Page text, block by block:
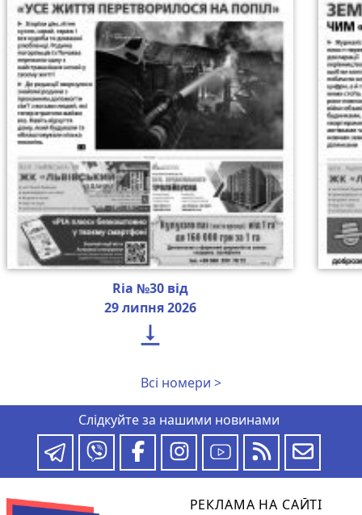
Ria №30 від
29 липня 2026

Всі номери >
Слідкуйте за нашими новинами
РЕКЛАМА НА САЙТІ